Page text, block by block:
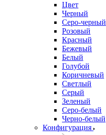
Цвет
Черный
Серо-черный
Розовый
Красный
Бежевый
Белый
Голубой
Коричневый
Светлый
Серый
Зеленый
Серо-белый
Черно-белый
Конфигурация